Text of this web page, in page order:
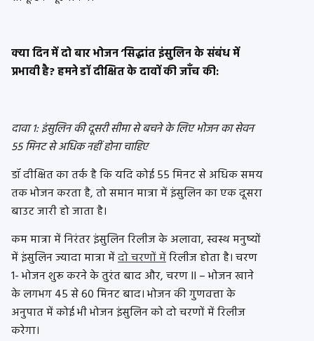
क्या दिन में दो बार भोजन ‘सिद्धांत इंसुलिन के संबंध में
प्रभावी है? हमने डॉ दीक्षित के दावों की जाँच की:
दावा 1: इंसुलिन की दूसरी सीमा से बचने के लिए भोजन का सेवन
55 मिनट से अधिक नहीं होना चाहिए
डॉ दीक्षित का तर्क है कि यदि कोई 55 मिनट से अधिक समय
तक भोजन करता है, तो समान मात्रा में इंसुलिन का एक दूसरा
बाउट जारी हो जाता है।
कम मात्रा में निरंतर इंसुलिन रिलीज के अलावा, स्वस्थ मनुष्यों
में इंसुलिन ज्यादा मात्रा मेंदो चरणों मेंरिलीज होता है। चरण
1- भोजन शुरू करने के तुरंत बाद और, चरण II – भोजन खाने
के लगभग 45 से 60 मिनट बाद। भोजन की गुणवत्ता के
अनुपात में कोई भी भोजन इंसुलिन को दो चरणों में रिलीज
करेगा।